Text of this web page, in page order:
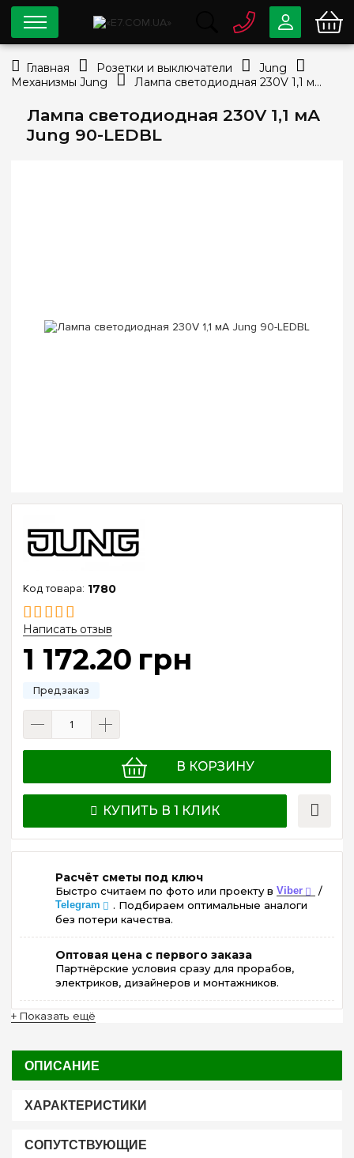
Лампа светодиодная 230V 1,1 мА
Jung 90-LEDBL
1780
Написать отзыв
1 172.20 грн
В КОРЗИНУ
КУПИТЬ В 1 КЛИК
Расчёт сметы под ключ
Быстро считаем по фото или проекту в Viber /
Telegram
. Подбираем оптимальные аналоги
без потери качества.
Оптовая цена с первого заказа
Партнёрские условия сразу для прорабов,
электриков, дизайнеров и монтажников.
+ Показать ещё
ОПИСАНИЕ
ХАРАКТЕРИСТИКИ
СОПУТСТВУЮЩИЕ
0 80033-63-07
info@e7.com.ua
044334-79-78
Главная Розетки и выключатели
Jung
Механизмы Jung
Лампа светодиодная 230V 1,1 мА Jung 90-LEDBL